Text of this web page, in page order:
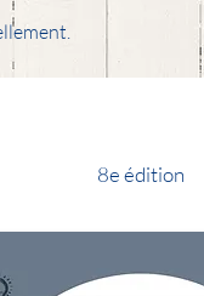
8e édition